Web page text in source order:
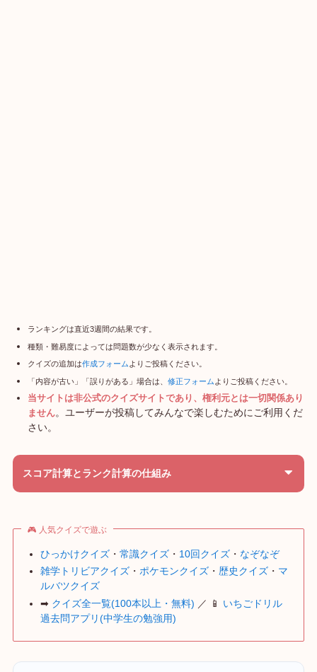
ランキングは直近3週間の結果です。
種類・難易度によっては問題数が少なく表示されます。
クイズの追加は作成フォーム よりご投稿ください。
「内容が古い」「誤りがある」場合は、 修正フォーム よりご投稿ください。
当サイトは非公式のクイズサイトであり、権利元とは一切関係あり
ません。ユーザーが投稿してみんなで楽しむためにご利用くだ
さい。
スコア計算とランク計算の仕組み
🎮 人気クイズで遊ぶ
ひっかけクイズ ・常識クイズ ・ 10回クイズ ・ なぞなぞ
雑学トリビアクイズ ・ポケモンクイズ ・ 歴史クイズ ・ マ
ルバツクイズ
➡ クイズ全一覧(100本以上・無料) ／ 📱 いちごドリル
過去問アプリ(中学生の勉強用)